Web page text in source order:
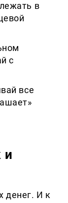
в
с
все
и
денег. И к